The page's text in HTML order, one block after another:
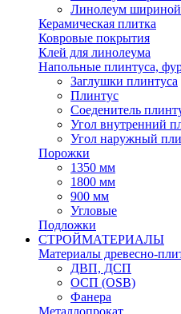
Линолеум
Керамическая плитка
Ковровые покрытия
Клей для линолеума
Напольные плинтуса,
Заглушки плинтуса
Плинтус
Соеденитель
Угол внутренний
Угол наружный
Порожки
1350 мм
1800 мм
900 мм
Угловые
Подложки
СТРОЙМАТЕРИАЛЫ
Материалы древесно-
ДВП, ДСП
ОСП (OSB)
Фанера
Металлопрокат